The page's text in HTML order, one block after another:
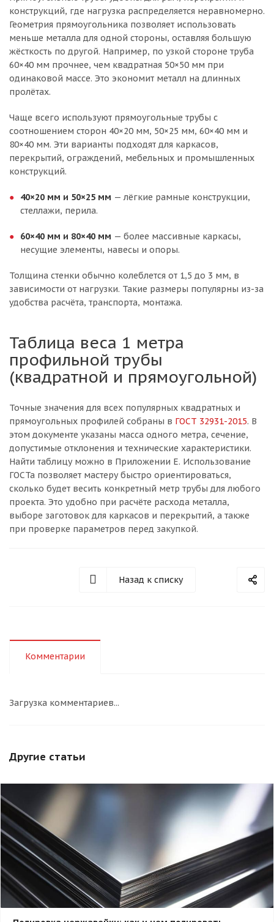
конструкций, где нагрузка распределяется неравномерно.
Геометрия прямоугольника позволяет использовать
меньше металла для одной стороны, оставляя большую
жёсткость по другой. Например, по узкой стороне труба
60×40 мм прочнее, чем квадратная 50×50 мм при
одинаковой массе. Это экономит металл на длинных
пролётах.
Чаще всего используют прямоугольные трубы с
соотношением сторон 40×20 мм, 50×25 мм, 60×40 мм и
80×40 мм. Эти варианты подходят для каркасов,
перекрытий, ограждений, мебельных и промышленных
конструкций.
40×20 мм и 50×25 мм — лёгкие рамные конструкции,
стеллажи, перила.
60×40 мм и 80×40 мм — более массивные каркасы,
несущие элементы, навесы и опоры.
Толщина стенки обычно колеблется от 1,5 до 3 мм, в
зависимости от нагрузки. Такие размеры популярны из-за
удобства расчёта, транспорта, монтажа.
Таблица веса 1 метра
профильной трубы
(квадратной и прямоугольной)
Точные значения для всех популярных квадратных и
прямоугольных профилей собраны в ГОСТ 32931-2015. В
этом документе указаны масса одного метра, сечение,
допустимые отклонения и технические характеристики.
Найти таблицу можно в Приложении Е. Использование
ГОСТа позволяет мастеру быстро ориентироваться,
сколько будет весить конкретный метр трубы для любого
проекта. Это удобно при расчёте расхода металла,
выборе заготовок для каркасов и перекрытий, а также
при проверке параметров перед закупкой.
Назад к списку
Комментарии
Загрузка комментариев...
Другие статьи